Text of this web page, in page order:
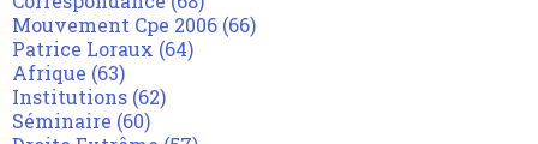
Mouvement Cpe 2006 (66)
Patrice Loraux (64)
Afrique (63)
Institutions (62)
Séminaire (60)